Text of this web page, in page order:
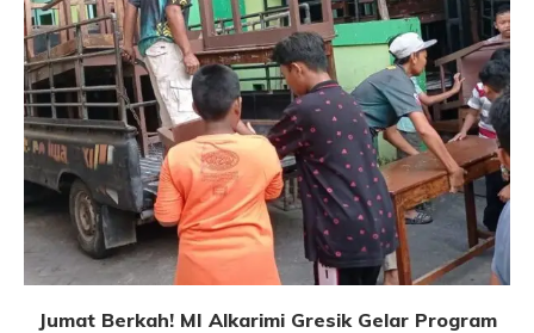
Jumat Berkah! MI Alkarimi Gresik Gelar Program